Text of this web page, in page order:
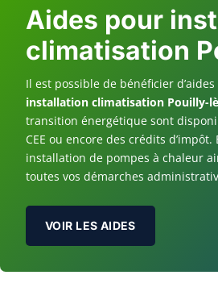
Aides pour
climatisation
Il est possible de bénéficier
installation climatisation Pouilly-
transition énergétique sont
CEE ou encore des crédits d’impôt.
installation de pompes à chaleur
toutes vos démarches
VOIR LES AIDES